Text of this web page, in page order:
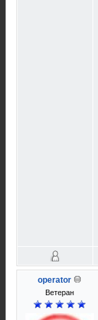
operator
Ветеран